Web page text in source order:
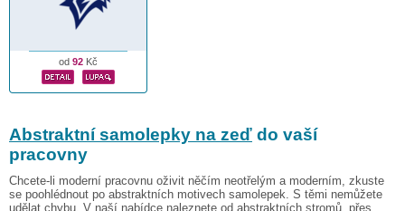
od 92 Kč
Abstraktní samolepky na zeď do vaší
pracovny
Chcete-li moderní pracovnu oživit něčím neotřelým a moderním, zkuste
se poohlédnout po abstraktních motivech samolepek. S těmi nemůžete
udělat chybu. V naší nabídce naleznete od abstraktních stromů, přes